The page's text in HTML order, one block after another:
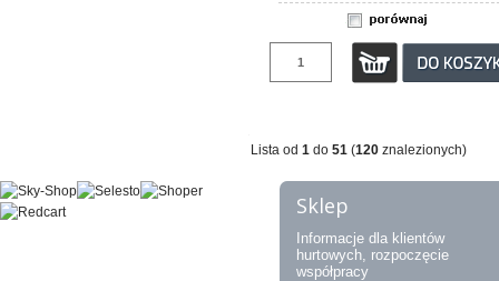
Lista od 1 do 51 (120 znalezionych)
Sklep
Informacje dla klientów
hurtowych, rozpoczęcie
współpracy